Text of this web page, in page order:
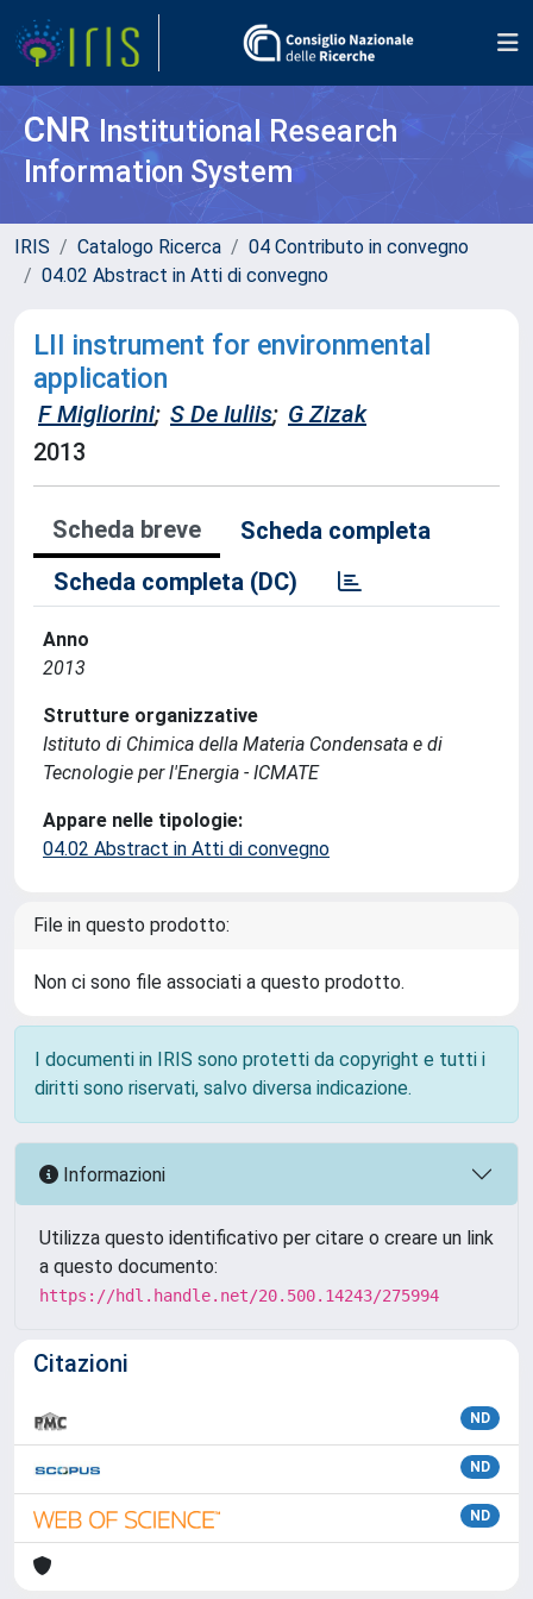
CNR Institutional Research
Information System
IRIS Catalogo Ricerca
04 Contributo in convegno
04.02 Abstract in Atti di convegno
LII instrument for environmental
application
F Migliorini; S De Iuliis; G Zizak
2013
Scheda breve
Scheda completa
Scheda completa (DC)
Anno
2013
Strutture organizzative
Istituto di Chimica della Materia Condensata e di
Tecnologie per l'Energia - ICMATE
Appare nelle tipologie:
04.02 Abstract in Atti di convegno
File in questo prodotto:
Non ci sono file associati a questo prodotto.
I documenti in IRIS sono protetti da copyright e tutti i
diritti sono riservati, salvo diversa indicazione.
Informazioni
Utilizza questo identificativo per citare o creare un link
a questo documento:
https://hdl.handle.net/20.500.14243/275994
Citazioni
ND
ND
ND